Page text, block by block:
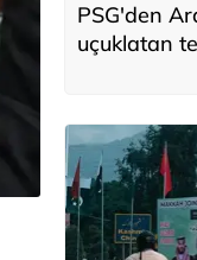
PSG'den
uçuklatan